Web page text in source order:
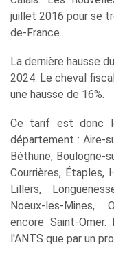
juillet 2016 pour se
de-France.
La dernière hausse
2024. Le cheval
une hausse de 16%.
Ce tarif est donc
département : Aire-
Béthune, Boulogne-
Courrières, Étaples,
Lillers,
Noeux-les-Mines,
encore Saint-
l'ANTS que par un